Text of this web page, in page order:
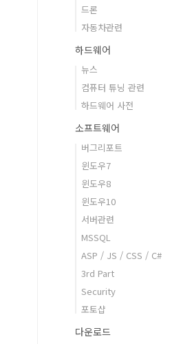
드론
자동차관련
하드웨어
뉴스
컴퓨터 튜닝 관련
하드웨어 사전
소프트웨어
버그리포트
윈도우7
윈도우8
윈도우10
서버관련
MSSQL
ASP / JS / CSS / C#
3rd Part
Security
포토샵
다운로드